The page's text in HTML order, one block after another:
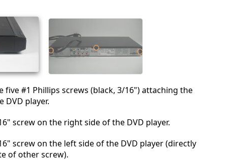
five #1 Phillips screws (black, 3/16") attaching the
DVD player.
screw on the right side of the DVD player.
screw on the left side of the DVD player (directly
of other screw).